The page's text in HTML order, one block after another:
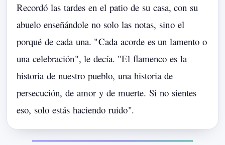
Recordó las tardes en el patio de su casa, con su
abuelo enseñándole no solo las notas, sino el
porqué de cada una. "Cada acorde es un lamento o
una celebración", le decía. "El flamenco es la
historia de nuestro pueblo, una historia de
persecución, de amor y de muerte. Si no sientes
eso, solo estás haciendo ruido".